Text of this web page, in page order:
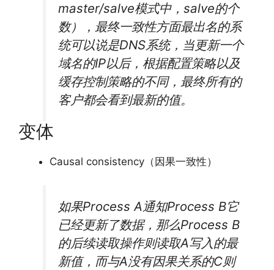
master/salve模式中，salve的个
数），最终一致性方面最出名的系
统可以说是DNS系统，当更新一个
域名的IP以后，根据配置策略以及
缓存控制策略的不同，最终所有的
客户都会看到最新的值。
变体
Causal consistency（因果一致性）
如果Process A通知Process B它
已经更新了数据，那么Process B
的后续读取操作则读取A写入的最
新值，而与A没有因果关系的C则